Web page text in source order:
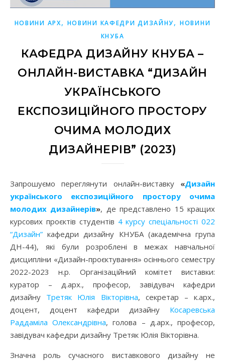
НОВИНИ АРХ, НОВИНИ КАФЕДРИ ДИЗАЙНУ,НОВИНИ
КНУБА
КАФЕДРА ДИЗАЙНУ КНУБА –
ОНЛАЙН-ВИСТАВКА “ДИЗАЙН
УКРАЇНСЬКОГО
ЕКСПОЗИЦІЙНОГО ПРОСТОРУ
ОЧИМА МОЛОДИХ
ДИЗАЙНЕРІВ” (2023)
Запрошуємо переглянути онлайн-виставку «Дизайн
українського експозиційного простору очима
молодих дизайнерів», де представлено 15 кращих
курсових проєктів студентів 4 курсу спеціальності 022
“Дизайн” кафедри дизайну КНУБА (академічна група
ДН-44), які були розроблені в межах навчальної
дисципліни «Дизайн-проєктування» осіннього семестру
2022-2023 н.р. Організаційний комітет виставки:
куратор – д.арх., професор, завідувач кафедри
дизайну Третяк Юлія Вікторівна, секретар – к.арх.,
доцент, доцент кафедри дизайну Косаревська
Раддаміла Олександрівна, голова – д.арх., професор,
завідувач кафедри дизайну Третяк Юлія Вікторівна.
Значна роль сучасного виставкового дизайну не